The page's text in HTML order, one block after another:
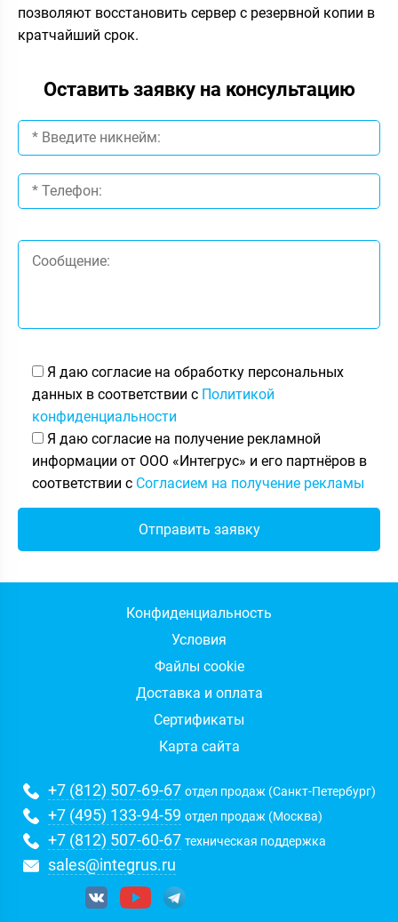
позволяют восстановить сервер с резервной копии в
кратчайший срок.
Оставить заявку на консультацию
Я даю согласие на обработку персональных
данных в соответствии с Политикой
конфиденциальности
Я даю согласие на получение рекламной
информации от ООО «Интегрус» и его партнёров в
соответствии с Согласием на получение рекламы
Конфиденциальность
Условия
Файлы cookie
Доставка и оплата
Сертификаты
Карта сайта
+7 (812) 507-69-67 отдел продаж (Санкт-Петербург)
+7 (495) 133-94-59 отдел продаж (Москва)
+7 (812) 507-60-67 техническая поддержка
sales@integrus.ru